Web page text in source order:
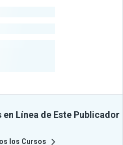
Línea de Este Publicador
los Cursos